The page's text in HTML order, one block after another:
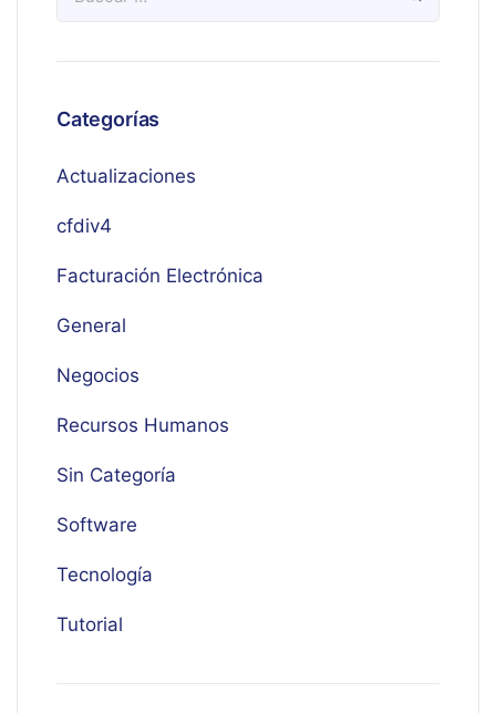
Categorías
Actualizaciones
cfdiv4
Facturación Electrónica
General
Negocios
Recursos Humanos
Sin Categoría
Software
Tecnología
Tutorial